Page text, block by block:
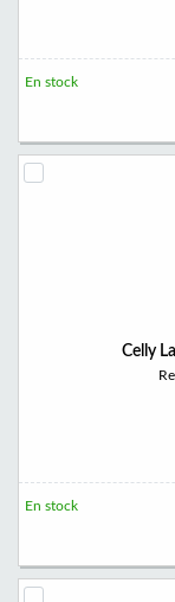
En stock
Celly
En stock